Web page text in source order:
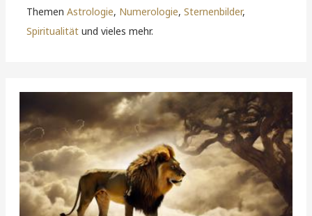
ThemenAstrologie, Numerologie,Sternenbilder,
Spiritualität und vieles mehr.